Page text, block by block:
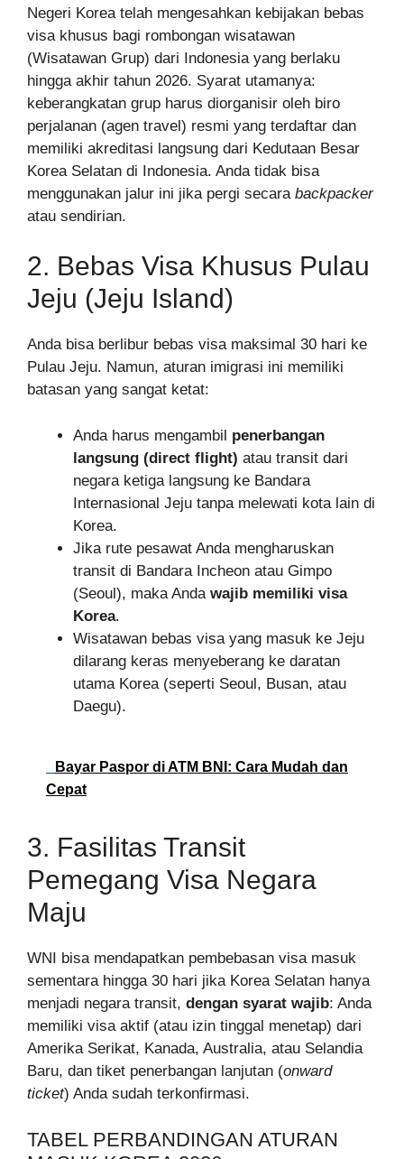
Negeri Korea telah mengesahkan kebijakan bebas
visa khusus bagi rombongan wisatawan
(Wisatawan Grup) dari Indonesia yang berlaku
hingga akhir tahun 2026. Syarat utamanya:
keberangkatan grup harus diorganisir oleh biro
perjalanan (agen travel) resmi yang terdaftar dan
memiliki akreditasi langsung dari Kedutaan Besar
Korea Selatan di Indonesia. Anda tidak bisa
menggunakan jalur ini jika pergi secara backpacker
atau sendirian.
2. Bebas Visa Khusus Pulau
Jeju (Jeju Island)
Anda bisa berlibur bebas visa maksimal 30 hari ke
Pulau Jeju. Namun, aturan imigrasi ini memiliki
batasan yang sangat ketat:
Anda harus mengambil penerbangan
langsung (direct flight) atau transit dari
negara ketiga langsung ke Bandara
Internasional Jeju tanpa melewati kota lain di
Korea.
Jika rute pesawat Anda mengharuskan
transit di Bandara Incheon atau Gimpo
(Seoul), maka Anda wajib memiliki visa
Korea.
Wisatawan bebas visa yang masuk ke Jeju
dilarang keras menyeberang ke daratan
utama Korea (seperti Seoul, Busan, atau
Daegu).
Bayar Paspor di ATM BNI: Cara Mudah dan
Cepat
3. Fasilitas Transit
Pemegang Visa Negara
Maju
WNI bisa mendapatkan pembebasan visa masuk
sementara hingga 30 hari jika Korea Selatan hanya
menjadi negara transit, dengan syarat wajib: Anda
memiliki visa aktif (atau izin tinggal menetap) dari
Amerika Serikat, Kanada, Australia, atau Selandia
Baru, dan tiket penerbangan lanjutan (onward
ticket) Anda sudah terkonfirmasi.
TABEL PERBANDINGAN ATURAN